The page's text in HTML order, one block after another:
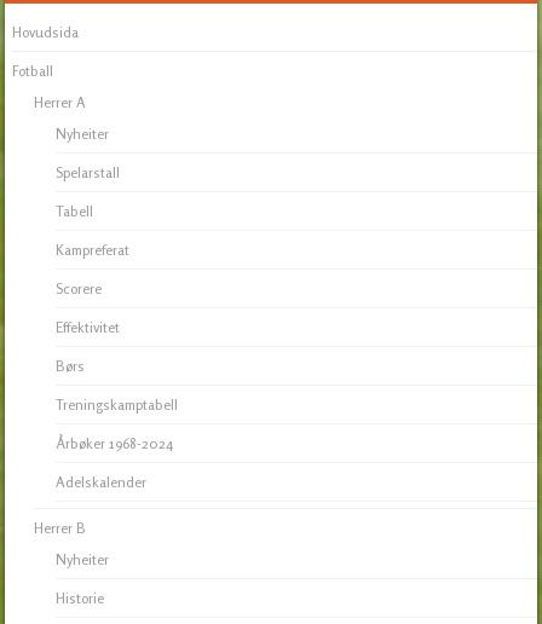
Hovudsida
Fotball
Herrer A
Nyheiter
Spelarstall
Tabell
Kampreferat
Scorere
Effektivitet
Børs
Treningskamptabell
Årbøker 1968-2024
Adelskalender
Herrer B
Nyheiter
Historie